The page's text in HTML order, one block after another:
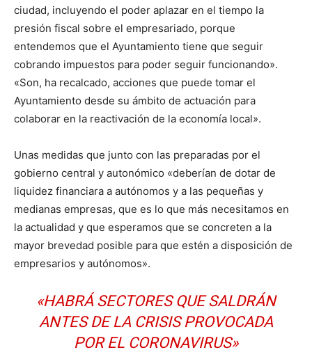
ciudad, incluyendo el poder aplazar en el tiempo la
presión fiscal sobre el empresariado, porque
entendemos que el Ayuntamiento tiene que seguir
cobrando impuestos para poder seguir funcionando».
«Son, ha recalcado, acciones que puede tomar el
Ayuntamiento desde su ámbito de actuación para
colaborar en la reactivación de la economía local».
Unas medidas que junto con las preparadas por el
gobierno central y autonómico «deberían de dotar de
liquidez financiara a autónomos y a las pequeñas y
medianas empresas, que es lo que más necesitamos en
la actualidad y que esperamos que se concreten a la
mayor brevedad posible para que estén a disposición de
empresarios y autónomos».
«HABRÁ SECTORES QUE SALDRÁN
ANTES DE LA CRISIS PROVOCADA
POR EL CORONAVIRUS»